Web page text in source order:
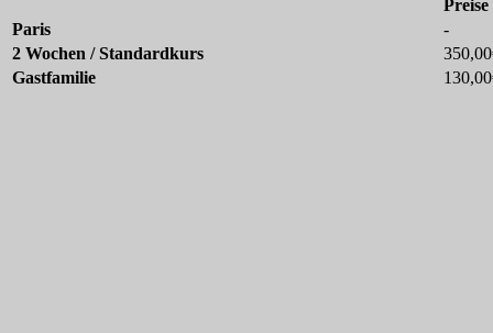
Preise
Paris
-
2 Wochen / Standardkurs
Gastfamilie